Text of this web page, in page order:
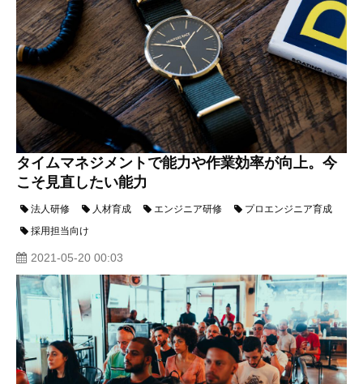
タイムマネジメントで能力や作業効率が向上。今
こそ見直したい能力
法人研修 人材育成 エンジニア研修
プロエンジニア育成
採用担当向け
2021-05-20 00:03